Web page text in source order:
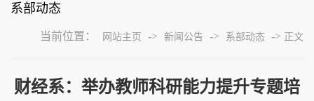
系部动态
当前位置： 网站主页 -> 新闻公告 -> 系部动态 -> 正文
财经系：举办教师科研能力提升专题培